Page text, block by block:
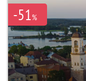
-51%